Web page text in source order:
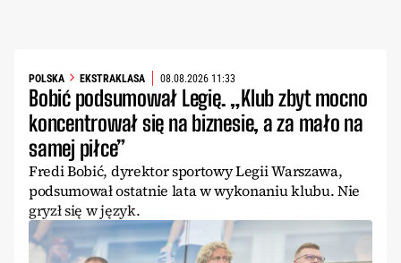
POLSKA EKSTRAKLASA 08.08.2026 11:33
Bobić podsumował Legię. „Klub zbyt mocno
koncentrował się na biznesie, a za mało na
samej piłce”
Fredi Bobić, dyrektor sportowy Legii Warszawa,
podsumował ostatnie lata w wykonaniu klubu. Nie
gryzł się w język.